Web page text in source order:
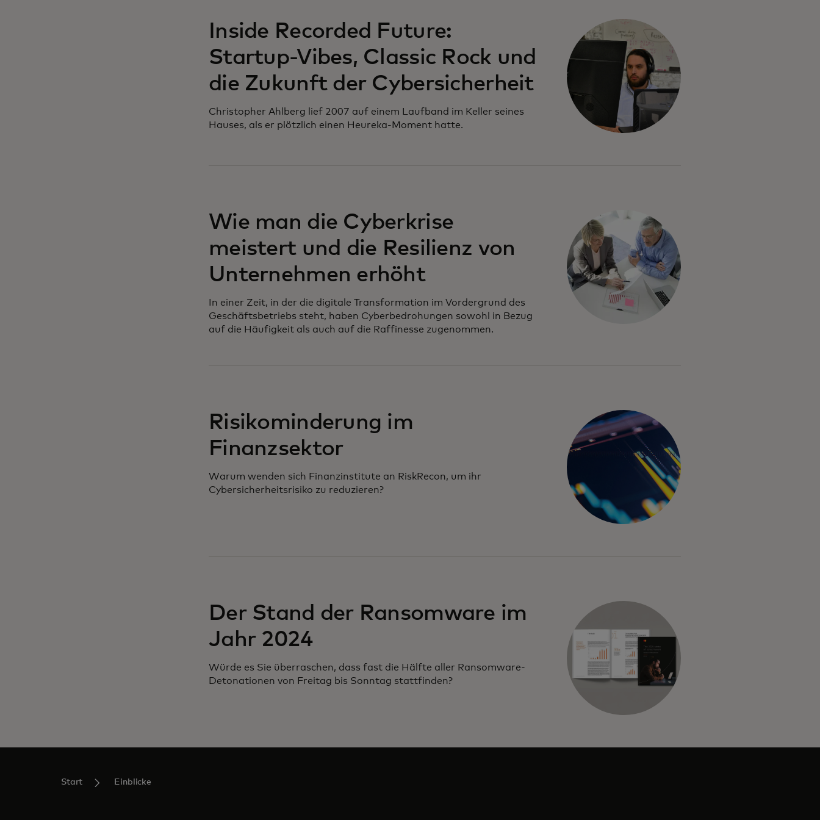
Inside Recorded Future:
Startup-Vibes, Classic Rock und
die Zukunft der Cybersicherheit
Christopher Ahlberg lief 2007 auf einem Laufband im Keller seines
Hauses, als er plötzlich einen Heureka-Moment hatte.
Wie man die Cyberkrise
meistert und die Resilienz von
Unternehmen erhöht
In einer Zeit, in der die digitale Transformation im Vordergrund des
Geschäftsbetriebs steht, haben Cyberbedrohungen sowohl in Bezug
auf die Häufigkeit als auch auf die Raffinesse zugenommen.
Risikominderung im
Finanzsektor
Warum wenden sich Finanzinstitute an RiskRecon, um ihr
Cybersicherheitsrisiko zu reduzieren?
Der Stand der Ransomware im
Jahr 2024
Würde es Sie überraschen, dass fast die Hälfte aller Ransomware-
Detonationen von Freitag bis Sonntag stattfinden?
Start Einblicke